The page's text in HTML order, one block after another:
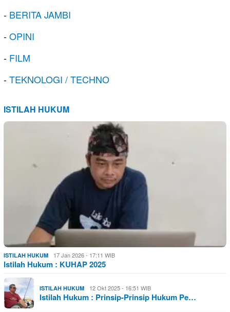
- BERITA JAMBI
-OPINI
- FILM
-TEKNOLOGI / TECHNO
ISTILAH HUKUM
ISTILAH HUKUM 17 Jan 2026 - 17:11 WIB
Istilah Hukum : KUHAP 2025
ISTILAH HUKUM 12 Okt 2025 - 16:51 WIB
Istilah Hukum : Prinsip-Prinsip Hukum Pe…